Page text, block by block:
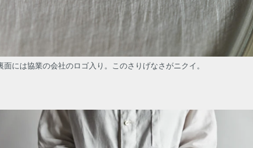
面には協業の会社のロゴ入り。このさりげなさがニクイ。
プロジェクトマネージャー 三
井
な一人用のお膳として使うのもよさそ
うです。